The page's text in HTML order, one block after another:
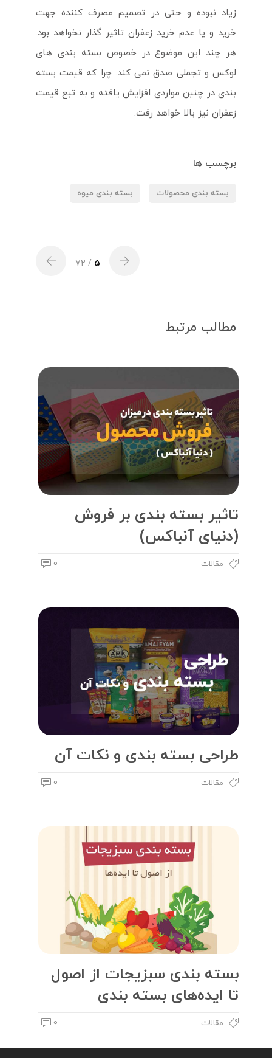
زیاد نبوده و حتی در تصمیم مصرف کننده جهت
خرید و یا عدم خرید زعفران تاثیر گذار نخواهد بود.
هر چند این موضوع در خصوص بسته بندی های
لوکس و تجملی صدق نمی کند. چرا که قیمت بسته
بندی در چنین مواردی افزایش یافته و به تبع قیمت
زعفران نیز بالا خواهد رفت.
برچسب ها
بسته بندی محصولات بسته بندی میوه
5
/ 72
مطالب مرتبط
تاثیر بسته بندی بر فروش
(دنیای آنباکس)
مقالات 0
طراحی بسته بندی و نکات آن
مقالات 0
بسته بندی سبزیجات از اصول
تا ایده‌های بسته بندی
مقالات 0